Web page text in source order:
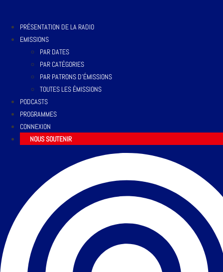
PRÉSENTATION DE LA RADIO
EMISSIONS
PAR DATES
PAR CATÉGORIES
PAR PATRONS D’ÉMISSIONS
TOUTES LES ÉMISSIONS
PODCASTS
PROGRAMMES
CONNEXION
NOUS SOUTENIR